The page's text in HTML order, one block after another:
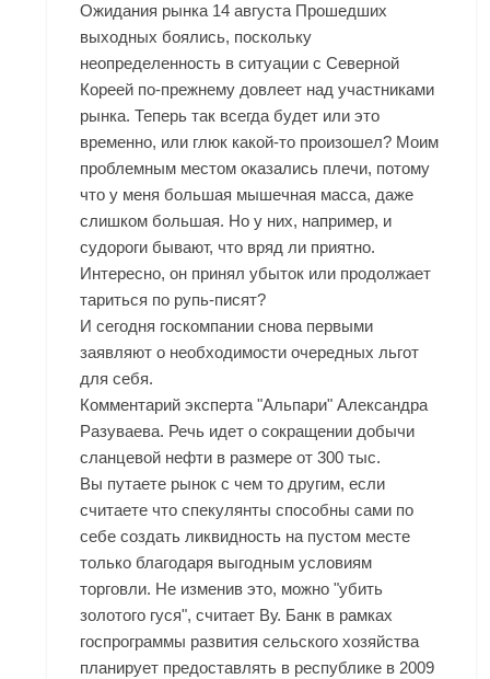
Ожидания рынка 14 августа Прошедших
выходных боялись, поскольку
неопределенность в ситуации с Северной
Кореей по-прежнему довлеет над участниками
рынка. Теперь так всегда будет или это
временно, или глюк какой-то произошел? Моим
проблемным местом оказались плечи, потому
что у меня большая мышечная масса, даже
слишком большая. Но у них, например, и
судороги бывают, что вряд ли приятно.
Интересно, он принял убыток или продолжает
тариться по рупь-писят?
И сегодня госкомпании снова первыми
заявляют о необходимости очередных льгот
для себя.
Комментарий эксперта "Альпари" Александра
Разуваева. Речь идет о сокращении добычи
сланцевой нефти в размере от 300 тыс.
Вы путаете рынок с чем то другим, если
считаете что спекулянты способны сами по
себе создать ликвидность на пустом месте
только благодаря выгодным условиям
торговли. Не изменив это, можно "убить
золотого гуся", считает Ву. Банк в рамках
госпрограммы развития сельского хозяйства
планирует предоставлять в республике в 2009